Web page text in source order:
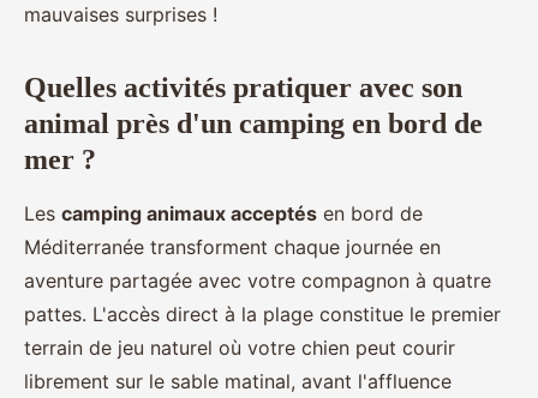
mauvaises surprises !
Quelles activités pratiquer avec son
animal près d'un camping en bord de
mer ?
Les camping animaux acceptés en bord de
Méditerranée transforment chaque journée en
aventure partagée avec votre compagnon à quatre
pattes. L'accès direct à la plage constitue le premier
terrain de jeu naturel où votre chien peut courir
librement sur le sable matinal, avant l'affluence